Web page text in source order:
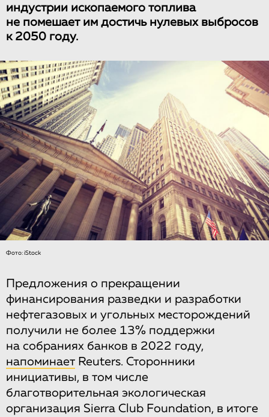
индустрии ископаемого топлива
не помешает им достичь нулевых выбросов
к 2050 году.
Фото: iStock
Предложения о прекращении
финансирования разведки и разработки
нефтегазовых и угольных месторождений
получили не более 13% поддержки
на собраниях банков в 2022 году,
напоминает Reuters. Сторонники
инициативы, в том числе
благотворительная экологическая
организация Sierra Club Foundation, в итоге